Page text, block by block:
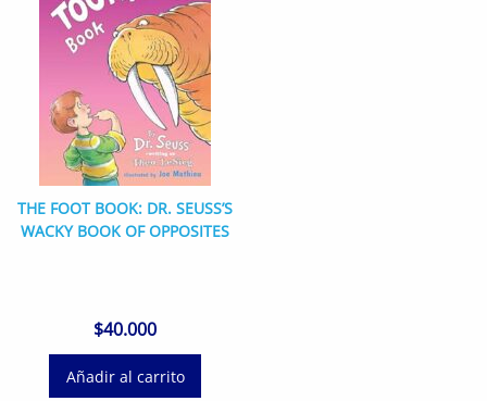
THE FOOT BOOK: DR. SEUSS’S
WACKY BOOK OF OPPOSITES
$40.000
Añadir al carrito